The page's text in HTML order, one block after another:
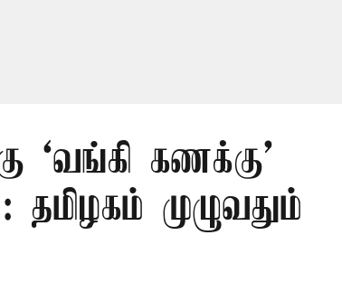
‘வங்கி கணக்கு’
முழுவதும்